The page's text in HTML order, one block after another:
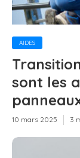
AIDES
sont les
10 mars 2025 3